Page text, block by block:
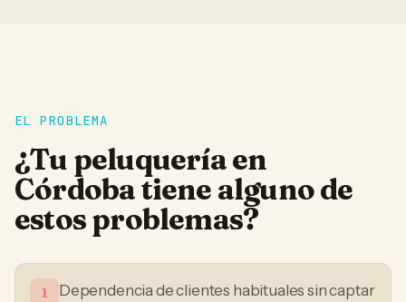
EL PROBLEMA
¿Tu peluqueríaen
Córdobatiene alguno de
estos problemas?
1
Dependencia de clientes habituales sin captar